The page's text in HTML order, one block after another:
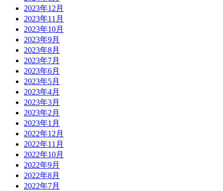
2023年12月
2023年11月
2023年10月
2023年9月
2023年8月
2023年7月
2023年6月
2023年5月
2023年4月
2023年3月
2023年2月
2023年1月
2022年12月
2022年11月
2022年10月
2022年9月
2022年8月
2022年7月